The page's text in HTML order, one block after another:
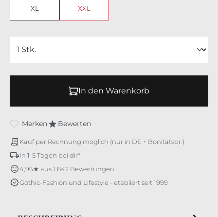
XL XXL
In den Warenkorb
Merken Bewerten
Kauf per Rechnung möglich (nur in DE + Bonitätspr.)
In 1-5 Tagen bei dir*
4,96★ aus 1.842 Bewertungen
Gothic-Fashion und Lifestyle - etabliert seit 1999